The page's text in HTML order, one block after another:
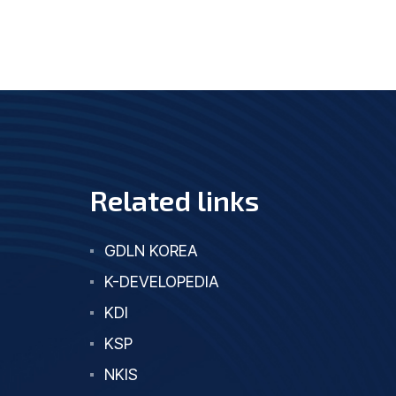
Related links
GDLN KOREA
K-DEVELOPEDIA
KDI
KSP
NKIS